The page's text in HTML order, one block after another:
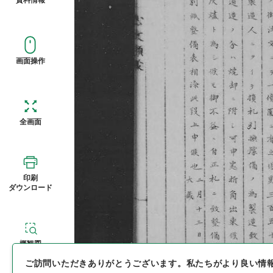
画面操作
全画面
印刷
ダウンロード
概観図
ご訪問いただきありがとうございます。 私たちがより良い情